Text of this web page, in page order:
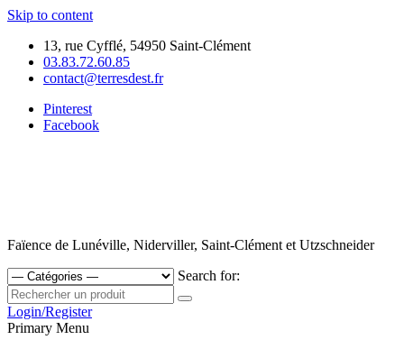
Skip to content
13, rue Cyfflé, 54950 Saint-Clément
03.83.72.60.85
contact@terresdest.fr
Pinterest
Facebook
Faïence de Lunéville, Niderviller, Saint-Clément et Utzschneider
Search for:
Login/Register
Primary Menu